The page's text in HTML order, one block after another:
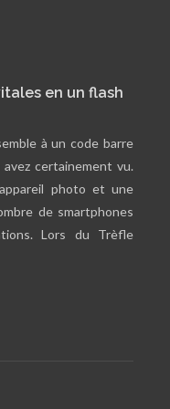
en un flash
à un code barre
certainement vu.
photo et une
de smartphones
Lors du Trèfle